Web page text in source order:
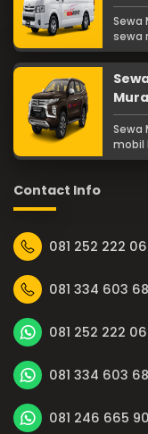
Sewa
sewa
Sewa
mobil
Contact Info
081 252 222
081 334 603
081 252 222
081 334 603
081 246 665